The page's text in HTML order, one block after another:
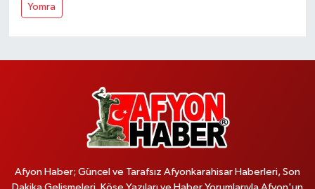
Yomra
Afyon Haber; Güncel ve Tarafsız Afyonkarahisar Haberleri, Son